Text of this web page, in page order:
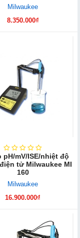
Milwaukee
8.350.000₫
pH/mV/ISE/nhiệt độ
tử Milwaukee MI
160
Milwaukee
16.900.000₫